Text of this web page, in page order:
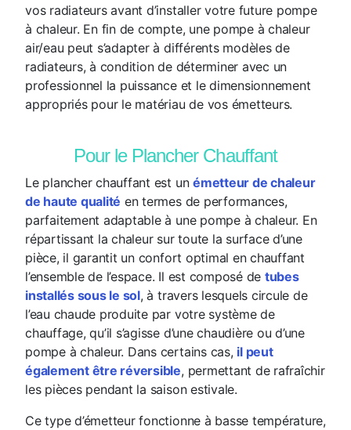
vos radiateurs avant d’installer votre future pompe
à chaleur. En fin de compte, une pompe à chaleur
air/eau peut s’adapter à différents modèles de
radiateurs, à condition de déterminer avec un
professionnel la puissance et le dimensionnement
appropriés pour le matériau de vos émetteurs.
Pour le Plancher Chauffant
Le plancher chauffant est unémetteur de chaleur
de haute qualité en termes de performances,
parfaitement adaptable à une pompe à chaleur. En
répartissant la chaleur sur toute la surface d’une
pièce, il garantit un confort optimal en chauffant
l’ensemble de l’espace. Il est composé de tubes
installés sous le sol, à travers lesquels circule de
l’eau chaude produite par votre système de
chauffage, qu’il s’agisse d’une chaudière ou d’une
pompe à chaleur. Dans certains cas, il peut
également être réversible, permettant de rafraîchir
les pièces pendant la saison estivale.
Ce type d’émetteur fonctionne à basse température,